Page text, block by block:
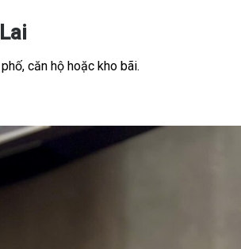
căn hộ hoặc kho bãi.